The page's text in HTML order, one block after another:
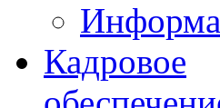
Кадровое